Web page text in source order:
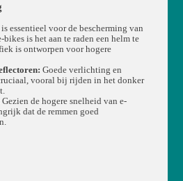
essentieel voor de bescherming van
bikes is het aan te raden een helm te
is ontworpen voor hogere
Goede verlichting en
vooral bij rijden in het donker
Gezien de hogere snelheid van e-
dat de remmen goed